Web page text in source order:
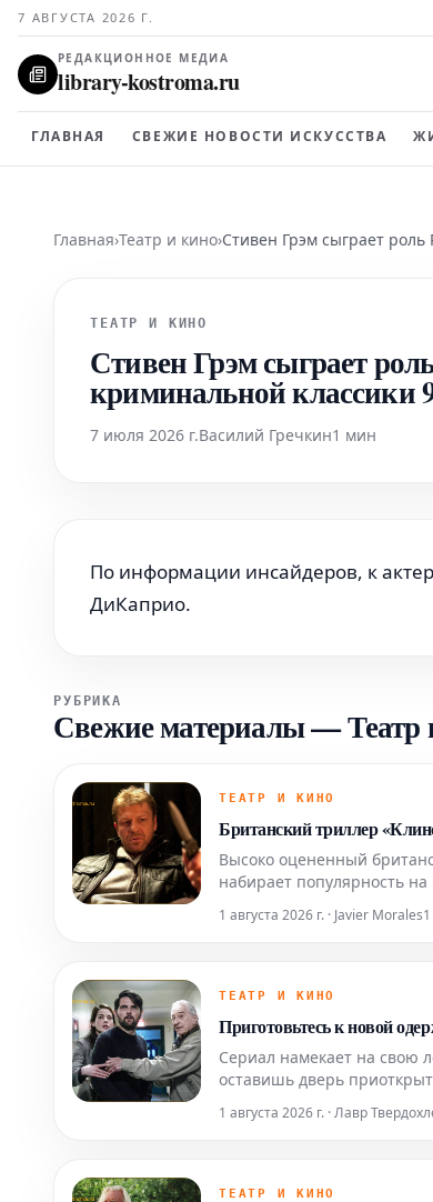
7 АВГУСТА 2026 Г.
РЕДАКЦИОННОЕ МЕДИА
library-kostroma.ru
ГЛАВНАЯ СВЕЖИЕ НОВОСТИ ИСКУССТВА
Главная›Театр и кино›Стивен Грэм сыграет
ТЕАТР И КИНО
Стивен Грэм сыграет
криминальной классики
7 июля 2026 г.Василий Гречкин1 мин
По информации инсайдеров, к
ДиКаприо.
РУБРИКА
Свежие материалы—
ТЕАТР И КИНО
Британский триллер
Высоко оцененный
набирает популярность
1 августа 2026 г. · Javier Morales
ТЕАТР И КИНО
Приготовьтесь к новой
Сериал намекает на свою
оставишь дверь
1 августа 2026 г. · Лавр
ТЕАТР И КИНО